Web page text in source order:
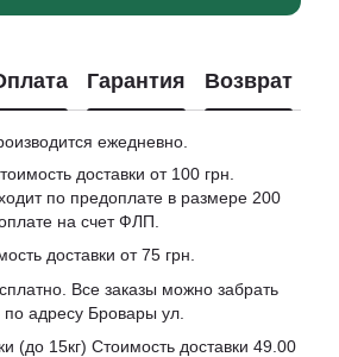
Гарантия Возврат
ежедневно.
доставки от 100 грн.
по предоплате в размере 200
на счет ФЛП.
доставки от 75 грн.
Все заказы можно забрать
адресу Бровары ул.
(до 15кг) Стоимость доставки 49.00